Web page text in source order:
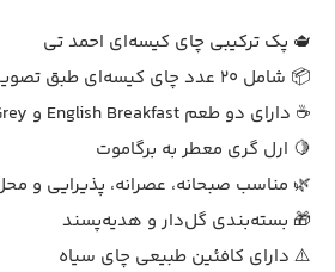
🫖 پک ترکیبی چای کیسه‌ای احمد تی
📦 شامل 20 عدد چای کیسه‌ای طبق تصویر و کاتالوگ برند
☕ دارای دو طعم English Breakfast و Earl Grey
🍋 ارل گری معطر به برگاموت
🌿 مناسب صبحانه، عصرانه، پذیرایی و
🎁 بسته‌بندی گل‌دار و هدیه‌پسند
⚠️ دارای کافئین طبیعی چای سیاه